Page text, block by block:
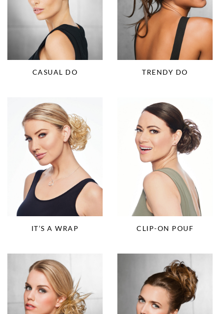
CASUAL DO TRENDY DO
IT’S A WRAP CLIP-ON POUF